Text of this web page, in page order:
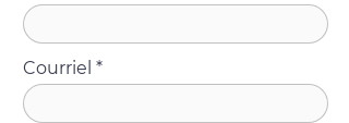
Courriel